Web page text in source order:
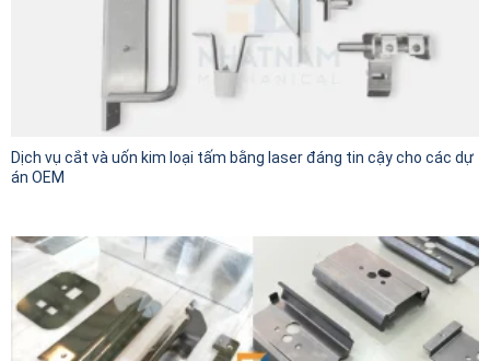
Dịch vụ cắt và uốn kim loại tấm bằng laser đáng tin cậy cho các dự
án OEM